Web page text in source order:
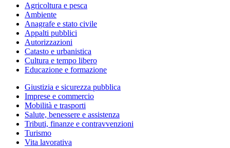
Agricoltura e pesca
Ambiente
Anagrafe e stato civile
Appalti pubblici
Autorizzazioni
Catasto e urbanistica
Cultura e tempo libero
Educazione e formazione
Giustizia e sicurezza pubblica
Imprese e commercio
Mobilità e trasporti
Salute, benessere e assistenza
Tributi, finanze e contravvenzioni
Turismo
Vita lavorativa